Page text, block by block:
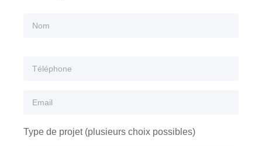
Type de projet (plusieurs choix possibles)